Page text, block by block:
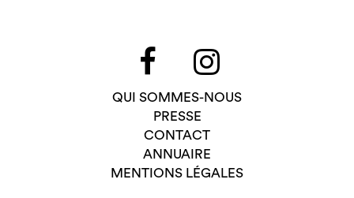
QUI SOMMES-NOUS
PRESSE
CONTACT
ANNUAIRE
MENTIONS LÉGALES